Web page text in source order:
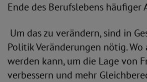
Ende des Berufslebens häufiger
Um das zu verändern, sind in
Politik Veränderungen nötig. Wo
werden kann, um die Lage von
verbessern und mehr